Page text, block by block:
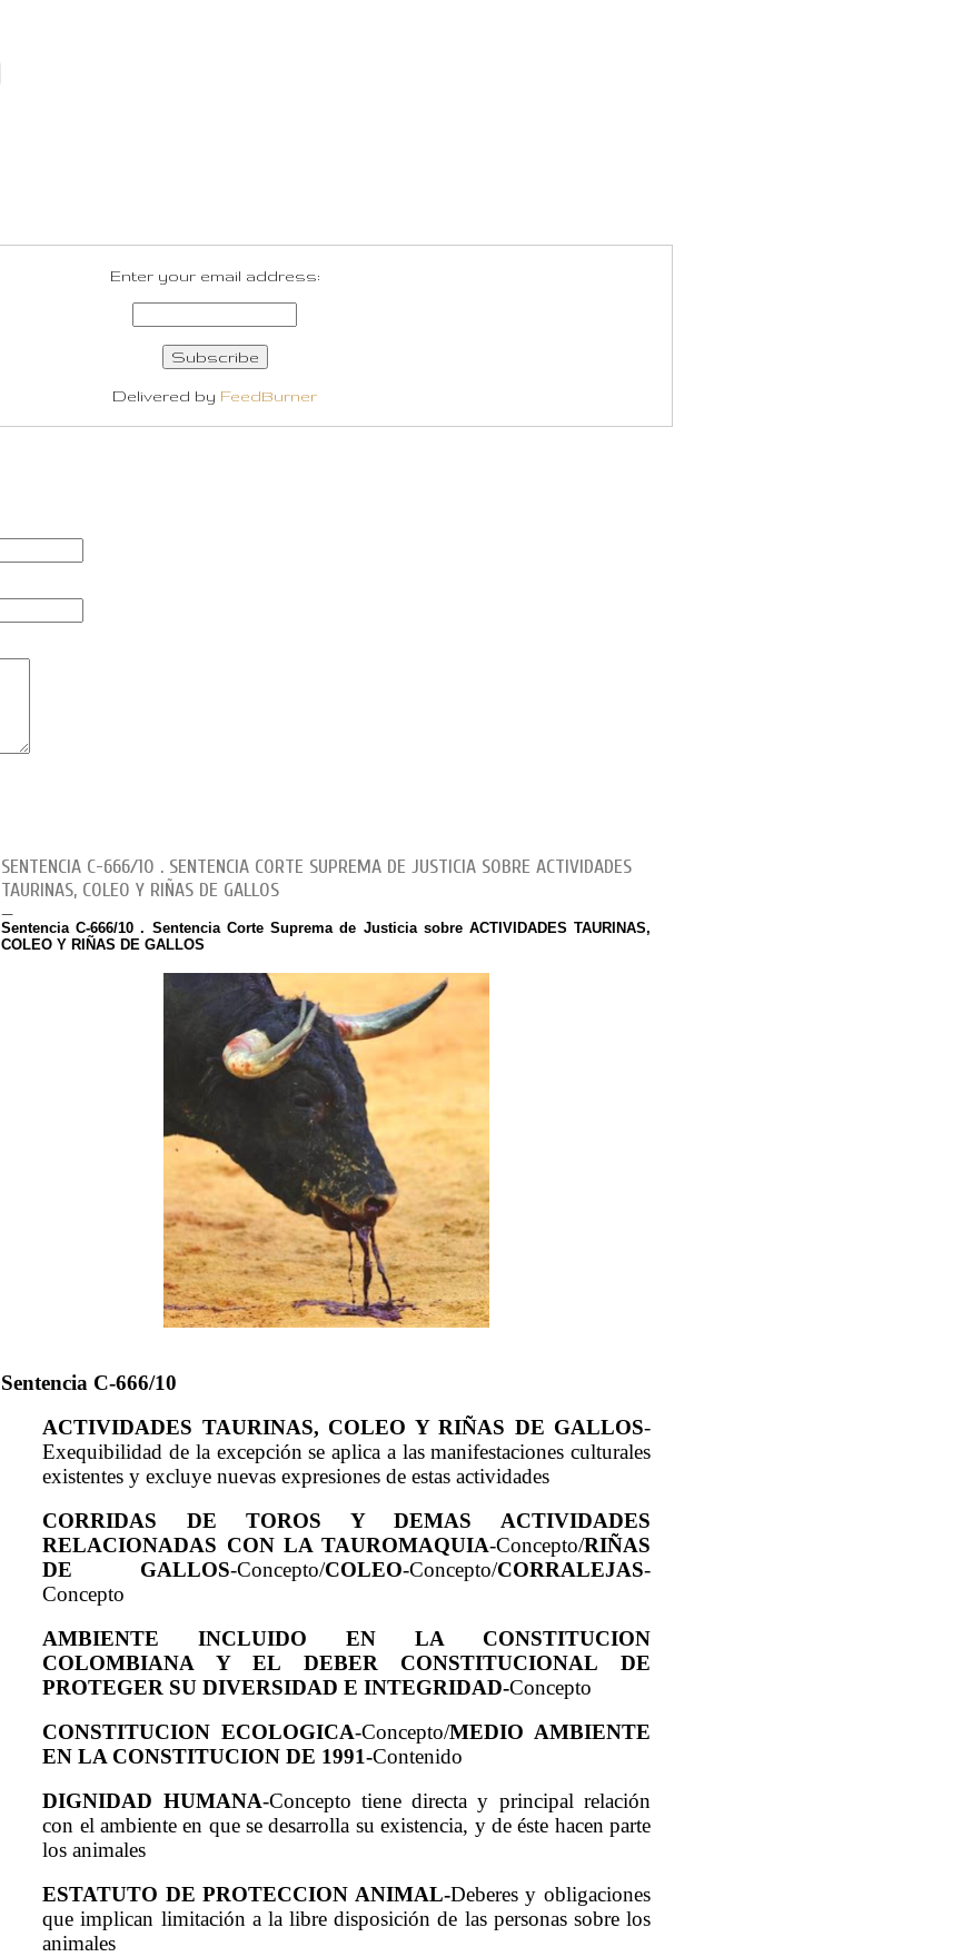
Enter your email address:
Delivered by FeedBurner
SENTENCIA C-666/10 . SENTENCIA CORTE SUPREMA DE JUSTICIA SOBRE ACTIVIDADES
TAURINAS, COLEO Y RIÑAS DE GALLOS
Sentencia C-666/10 . Sentencia Corte Suprema de Justicia sobre ACTIVIDADES TAURINAS,
COLEO Y RIÑAS DE GALLOS
Sentencia C-666/10
ACTIVIDADES TAURINAS, COLEO Y RIÑAS DE GALLOS-
Exequibilidad de la excepción se aplica a las manifestaciones culturales
existentes y excluye nuevas expresiones de estas actividades
CORRIDAS DE TOROS Y DEMAS ACTIVIDADES
RELACIONADAS CON LA TAUROMAQUIA-Concepto/RIÑAS
DE GALLOS-Concepto/COLEO-Concepto/CORRALEJAS-
Concepto
AMBIENTE INCLUIDO EN LA CONSTITUCION
COLOMBIANA Y EL DEBER CONSTITUCIONAL DE
PROTEGER SU DIVERSIDAD E INTEGRIDAD-Concepto
CONSTITUCION ECOLOGICA-Concepto/MEDIO AMBIENTE
EN LA CONSTITUCION DE 1991-Contenido
DIGNIDAD HUMANA-Concepto tiene directa y principal relación
con el ambiente en que se desarrolla su existencia, y de éste hacen parte
los animales
ESTATUTO DE PROTECCION ANIMAL-Deberes y obligaciones
que implican limitación a la libre disposición de las personas sobre los
animales